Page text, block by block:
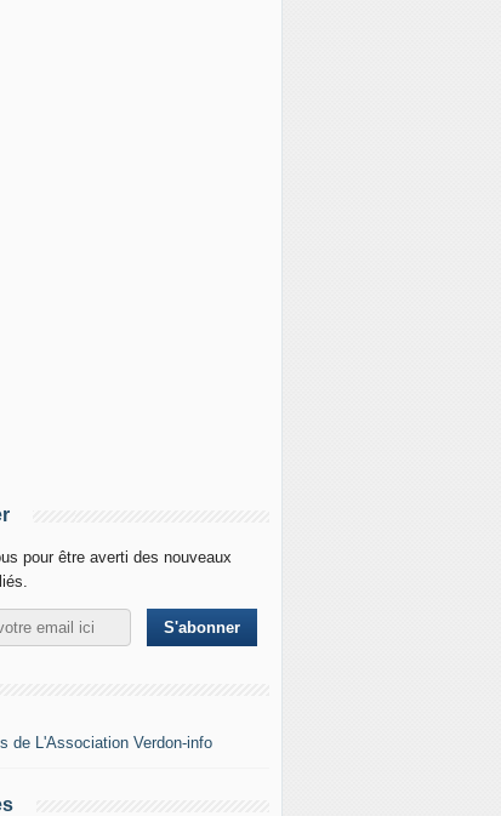
pour être averti des nouveaux
de L'Association Verdon-info